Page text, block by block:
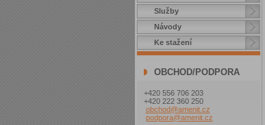
Služby
Návody
Ke stažení
OBCHOD/PODPORA
+420 556 706 203
+420 222 360 250
obchod@amenit.cz
podpora@amenit.cz